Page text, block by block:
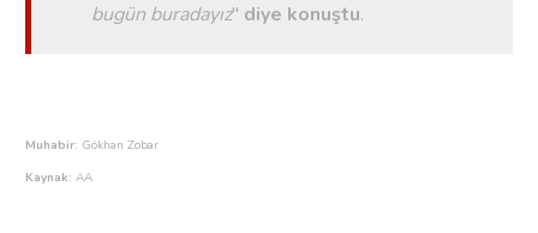
bugün buradayız" diye konuştu.
Muhabir: Gökhan Zobar
Kaynak: AA